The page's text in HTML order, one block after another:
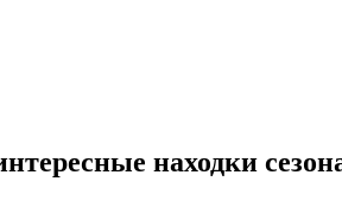
находки